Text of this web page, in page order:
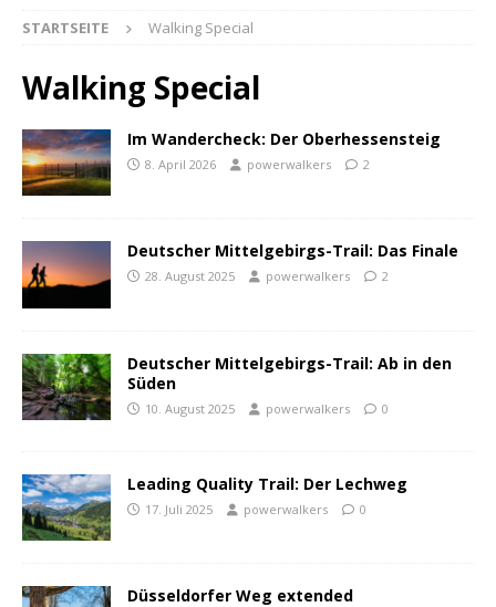
STARTSEITE Walking Special
Walking Special
Im Wandercheck: Der Oberhessensteig
8. April 2026 powerwalkers 2
Deutscher Mittelgebirgs-Trail: Das Finale
28. August 2025 powerwalkers 2
Deutscher Mittelgebirgs-Trail: Ab in den
Süden
10. August 2025 powerwalkers 0
Leading Quality Trail: Der Lechweg
17. Juli 2025 powerwalkers 0
Düsseldorfer Weg extended